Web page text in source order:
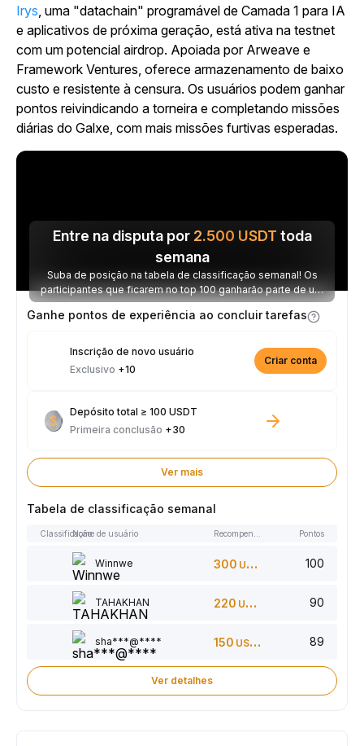
Irys, uma "datachain" programável de Camada 1 para IA
e aplicativos de próxima geração, está ativa na testnet
com um potencial airdrop. Apoiada por Arweave e
Framework Ventures, oferece armazenamento de baixo
custo e resistente à censura. Os usuários podem ganhar
pontos reivindicando a torneira e completando missões
diárias do Galxe, com mais missões furtivas esperadas.
Entre na disputa por 2.500 USDT toda
semana
Suba de posição na tabela de classificação semanal! Os
participantes que ficarem no top 100 ganharão parte de um
prêmio de 2.500 USDT toda semana.
Ganhe pontos de experiência ao concluir tarefas
Inscrição de novo usuário
Exclusivo +10
Criar conta
Depósito total ≥ 100 USDT
Primeira conclusão +30
Ver mais
Tabela de classificação semanal
ClassificaçãoNome de usuário Recompensas Pontos
Winnwe 300 USDT 100
TAHAKHAN 220 USDT 90
sha***@**** 150 USDT 89
Ver detalhes